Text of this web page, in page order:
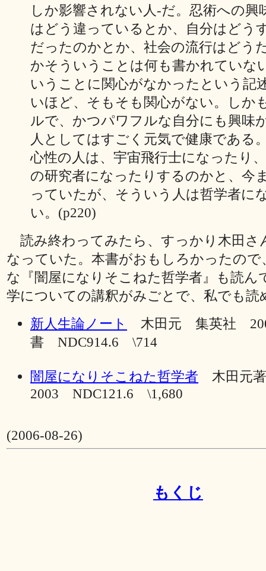
しか影響されない人‐だ。忍術への興
はどう違っているとか、自分はどう
だったのかとか、社会の流行はどう
かそういうことは何も書かれていな
いうことに関心がなかったという記
いほど、そもそも関心がない。しか
ルで、かつパワフルな自分にも興味
人としてはすごく元気で健康である
心性の人は、宇宙飛行士になったり
の研究者になったりするのかと、今
っていたが、そういう人は哲学者に
い。(p220)
読み終わってみたら、すっかり木田さ
なっていた。本書がおもしろかったので
な『闇屋になりそこねた哲学者』も読ん
学についての講釈がみごとで、私でも読
新人生論ノート
木田元 集英社
書 NDC914.6 \714
闇屋になりそこねた哲学者 木田元
2003 NDC121.6 \1,680
(2006-08-26)
もくじ